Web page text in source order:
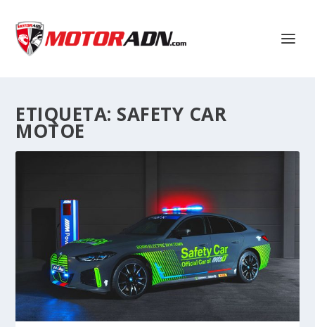
ETIQUETA: SAFETY CAR
MOTOE